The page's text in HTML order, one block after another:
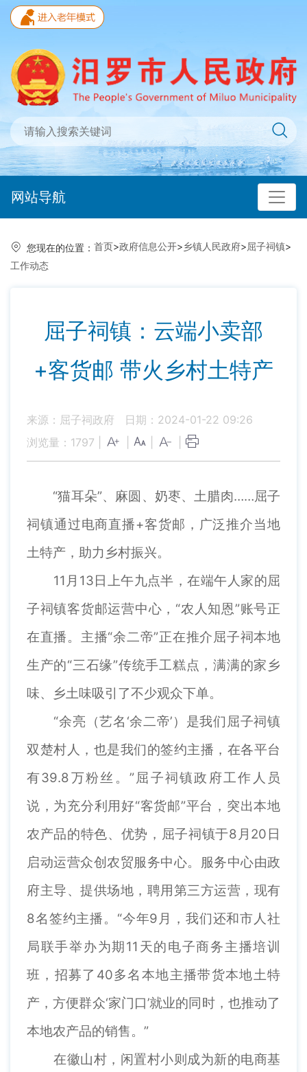
网站导航
您现在的位置： 首页>政府信息公开>乡镇人民政府>屈子祠镇>
工作动态
屈子祠镇：云端小卖部
+客货邮 带火乡村土特产
来源：屈子祠政府
日期：2024-01-22 09:26
浏览量： 1797
“猫耳朵”、麻圆、奶枣、土腊肉……屈子
祠镇通过电商直播+客货邮，广泛推介当地
土特产，助力乡村振兴。
11月13日上午九点半，在端午人家的屈
子祠镇客货邮运营中心，“农人知恩”账号正
在直播。主播“余二帝”正在推介屈子祠本地
生产的“三石缘”传统手工糕点，满满的家乡
味、乡土味吸引了不少观众下单。
“余亮（艺名‘余二帝’）是我们屈子祠镇
双楚村人，也是我们的签约主播，在各平台
有39.8万粉丝。”屈子祠镇政府工作人员
说，为充分利用好“客货邮”平台，突出本地
农产品的特色、优势，屈子祠镇于8月20日
启动运营众创农贸服务中心。服务中心由政
府主导、提供场地，聘用第三方运营，现有
8名签约主播。“今年9月，我们还和市人社
局联手举办为期11天的电子商务主播培训
班，招募了40多名本地主播带货本地土特
产，方便群众‘家门口’就业的同时，也推动了
本地农产品的销售。”
在徽山村，闲置村小则成为新的电商基